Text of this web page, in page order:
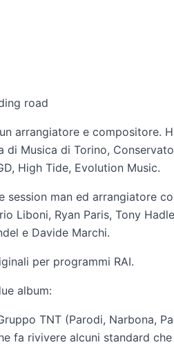
road
arrangiatore e compositore.
di Musica di Torino,
High Tide, Evolution Music.
session man ed arrangiatore
Liboni, Ryan Paris, Tony
e Davide Marchi.
per programmi RAI.
album:
Gruppo TNT (Parodi, Narbona,
fa rivivere alcuni standard